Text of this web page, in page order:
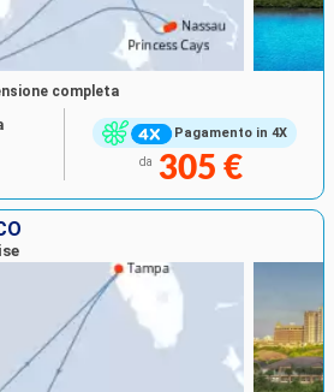
Pagamento in 4X
completa
da 305 €